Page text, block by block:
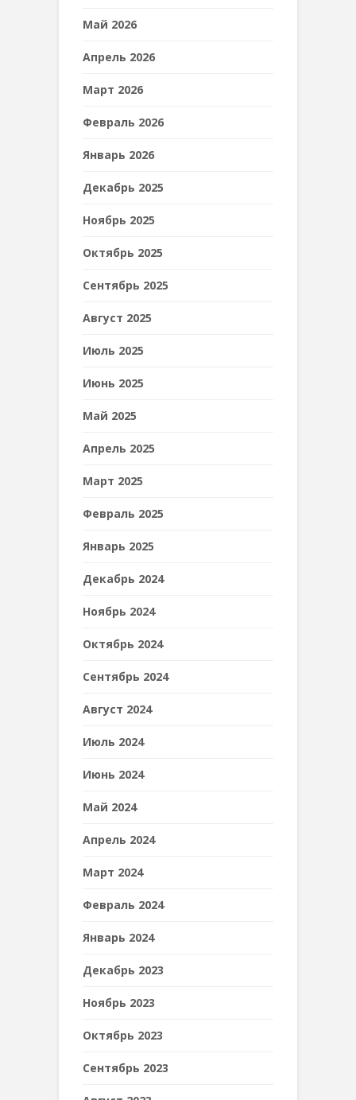
Май 2026
Апрель 2026
Март 2026
Февраль 2026
Январь 2026
Декабрь 2025
Ноябрь 2025
Октябрь 2025
Сентябрь 2025
Август 2025
Июль 2025
Июнь 2025
Май 2025
Апрель 2025
Март 2025
Февраль 2025
Январь 2025
Декабрь 2024
Ноябрь 2024
Октябрь 2024
Сентябрь 2024
Август 2024
Июль 2024
Июнь 2024
Май 2024
Апрель 2024
Март 2024
Февраль 2024
Январь 2024
Декабрь 2023
Ноябрь 2023
Октябрь 2023
Сентябрь 2023